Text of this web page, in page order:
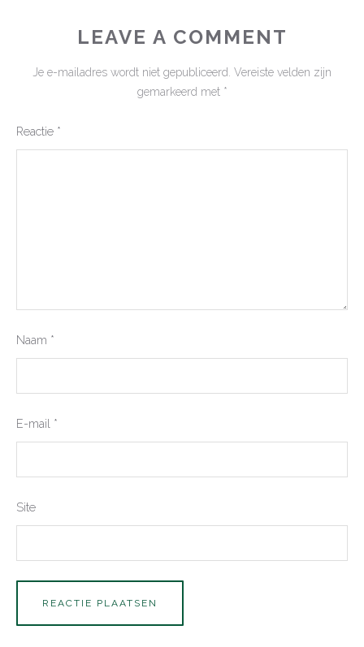
LEAVE A COMMENT
Je e-mailadres wordt niet gepubliceerd. Vereiste velden zijn
gemarkeerd met *
Reactie *
Naam *
E-mail *
Site